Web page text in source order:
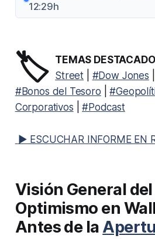
12:29h
🏷️ TEMAS
Street
#Dow Jones
#Bonos del Tesoro |
Corporativos |#Podcast
▶ ESCUCHAR INFORME EN
Visión General
Optimismo en
Antes de la